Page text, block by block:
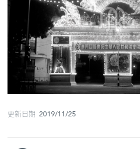
門
古
媽
更新日期 2019/11/25